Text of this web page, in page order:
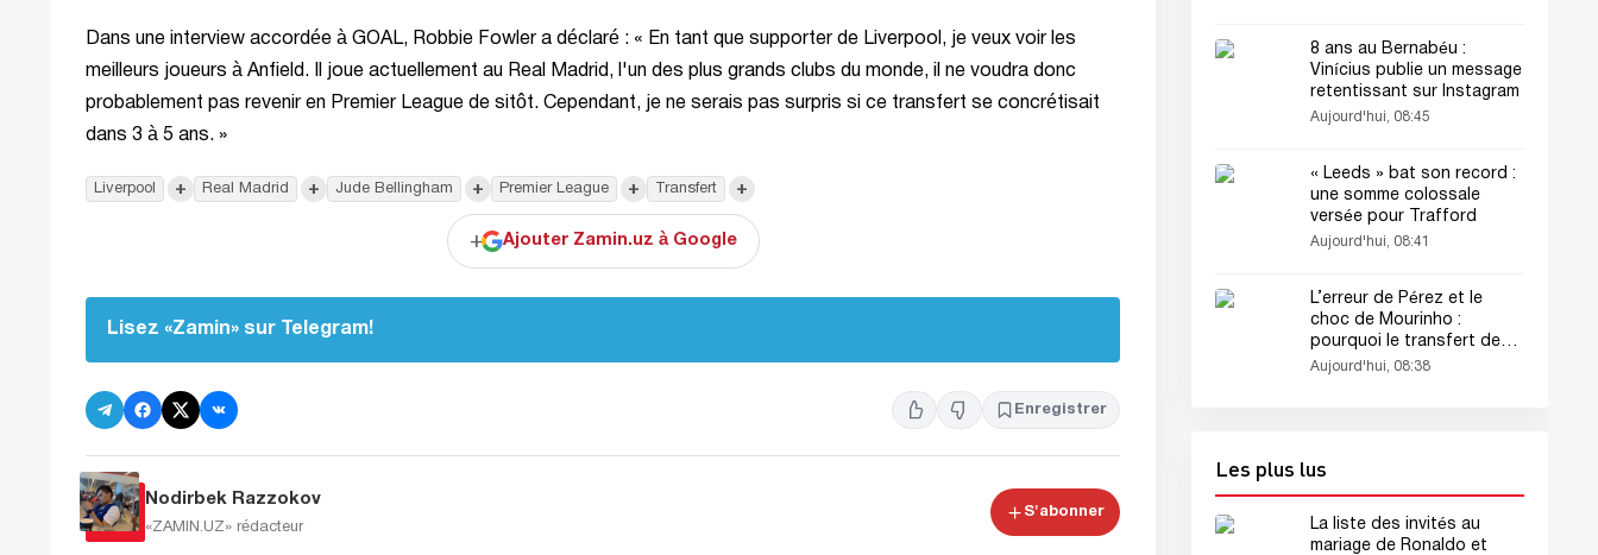
Dans une interview accordée à GOAL, Robbie Fowler a déclaré : « En tant que supporter de Liverpool, je veux voir les
meilleurs joueurs à Anfield. Il joue actuellement au Real Madrid, l'un des plus grands clubs du monde, il ne voudra donc
probablement pas revenir en Premier League de sitôt. Cependant, je ne serais pas surpris si ce transfert se concrétisait
dans 3 à 5 ans. »
Liverpool + Real Madrid + Jude Bellingham + Premier League + Transfert +
+ Ajouter Zamin.uz à Google
Lisez «Zamin» sur Telegram!
Enregistrer
Nodirbek Razzokov
«ZAMIN.UZ» rédacteur
S'abonner
8 ans au Bernabéu :
Vinícius publie un message
retentissant sur Instagram
Aujourd'hui, 08:45
« Leeds » bat son record :
une somme colossale
versée pour Trafford
Aujourd'hui, 08:41
L’erreur de Pérez et le
choc de Mourinho :
pourquoi le transfert de
Rodri au « Real » a échoué
Aujourd'hui, 08:38
Les plus lus
La liste des invités au
mariage de Ronaldo et